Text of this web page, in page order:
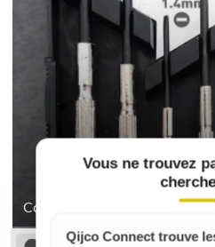
Coffret de tournevis de
Vous ne trouvez
Qijco Connect trouve